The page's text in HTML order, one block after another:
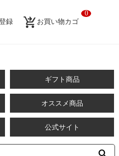
録 shopping_cart_checkout お買い物カゴ
0
ギフト商品
オススメ商品
公式サイト